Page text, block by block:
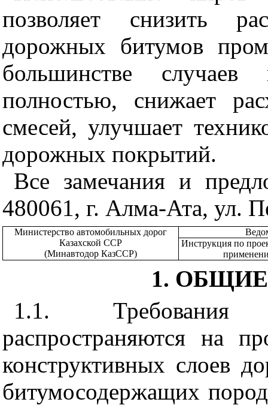
позволяет снизить
дорожных битумов
большинстве
полностью, снижает
смесей, улучшает
дорожных покрытий.
Все замечания и
480061, г. Алма-Ата, ул.
Министерство автомобильных дорог
Казахской ССР
(Минавтодор КазССР)
Инструкция по
1.
1.1. Требования
распространяются на
конструктивных слоев
битумосодержащих